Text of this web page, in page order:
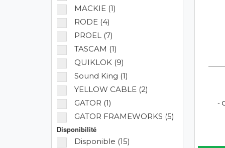
MACKIE (1)
RODE (4)
PROEL (7)
TASCAM (1)
QUIKLOK (9)
Sound King (1)
YELLOW CABLE (2)
GATOR (1)
GATOR FRAMEWORKS (5)
Disponibilité
Disponible (15)
-